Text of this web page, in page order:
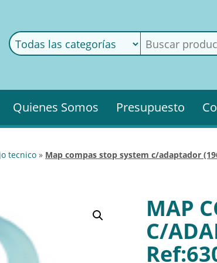
Quienes Somos Presupuesto
tecnico » map compas stop system c/adaptador
MAP
C/